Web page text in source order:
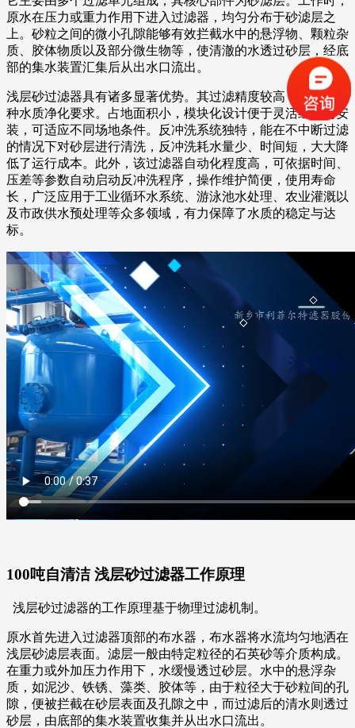
原水在压力或重力作用下进入过滤器，均匀分布于砂滤层之
上。砂粒之间的微小孔隙能够有效拦截水中的悬浮物、颗粒杂
质、胶体物质以及部分微生物等，使清澈的水透过砂层，经底
部的集水装置汇集后从出水口流出。
浅层砂过滤器具有诸多显著优势。其过滤精度较高，能满足多
种水质净化要求。占地面积小，模块化设计便于灵活组合与安
装，可适应不同场地条件。反冲洗系统独特，能在不中断过滤
的情况下对砂层进行清洗，反冲洗耗水量少、时间短，大大降
低了运行成本。此外，该过滤器自动化程度高，可依据时间、
压差等参数自动启动反冲洗程序，操作维护简便，使用寿命
长，广泛应用于工业循环水系统、游泳池水处理、农业灌溉以
及市政供水预处理等众多领域，有力保障了水质的稳定与达
标。
100吨自清洁 浅层砂过滤器工作原理
浅层砂过滤器的工作原理基于物理过滤机制。
原水首先进入过滤器顶部的布水器，布水器将水流均匀地洒在
浅层砂滤层表面。滤层一般由特定粒径的石英砂等介质构成。
在重力或外加压力作用下，水缓慢透过砂层。水中的悬浮杂
质，如泥沙、铁锈、藻类、胶体等，由于粒径大于砂粒间的孔
隙，便被拦截在砂层表面及孔隙之中，而过滤后的清水则透过
砂层，由底部的集水装置收集并从出水口流出。